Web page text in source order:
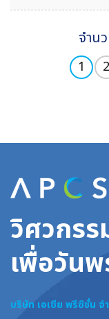
จำน
1 2
วิศวกรร
เพื่อวัน
บริษัท เอเซีย พรีซิชั่น